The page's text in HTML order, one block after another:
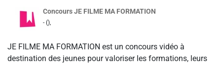
Concours JE FILME MA FORMATION
- (),
JE FILME MA FORMATION est un concours vidéo à
destination des jeunes pour valoriser les formations, leurs